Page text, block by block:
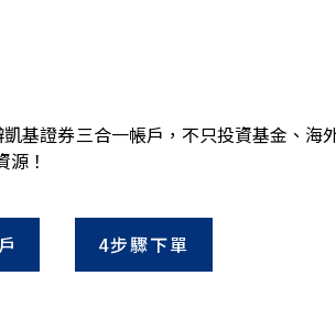
基證券三合一帳戶，不只投資基金、海
！
4步驟下單